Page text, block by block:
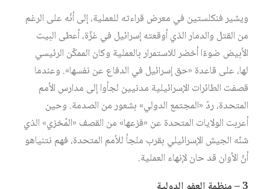
ويشير فنكلستين في معرض قراءته للعملية، إلى أنّه على الرغم
من القتل والدمار الذي أوقعته إسرائيل في غزّة، أعطى البيت
الأبيض ضوءًا أخضر للاستمرار بالعملية وكان الممكّن الرئيسي
لها، على قاعدة «حق إسرائيل في الدفاع عن نفسها». وعندما
قصفت الطائرات الإسرائيلية مدنيين لجأوا إلى مدارس الأمم
المتحدة، ردّ «المجتمع الدولي» بشعور من الصدمة. وحين
أعربت الولايات المتحدة عن «فزعها» من القصف «المُخزي» الذي
شنّه الجيش الإسرائيلي بقرب ملجأ للأمم المتحدة، فهم نتنياهو
أنّ الأوان قد حان لإنهاء العملية.